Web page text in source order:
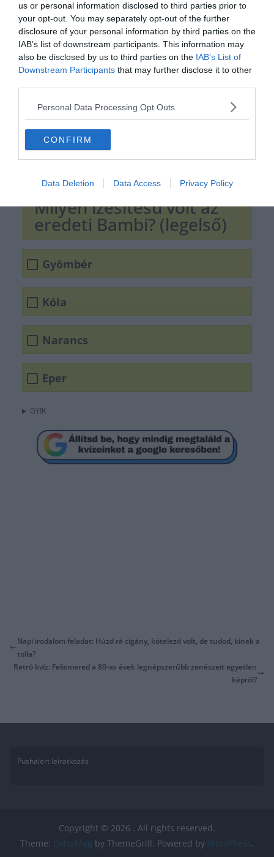
us or personal information disclosed to third parties prior to
your opt-out. You may separately opt-out of the further
disclosure of your personal information by third parties on the
IAB’s list of downstream participants. This information may
also be disclosed by us to third parties on the IAB’s List of
Downstream Participants that may further disclose it to other
Personal Data Processing Opt Outs
CONFIRM
Data Deletion Data Access Privacy Policy
Hirdetés
Milyen ízesítésű volt az
eredeti Bambi? (legelső)
Gyömbér
Kóla
Narancs
Eper
GYIK
Napi irodalom feladat: Húzd rá cigány, kötelező volt, de tudod, kinek a
tolla?
Retró kvíz: Felismered a 80-as évek legnépszerűbb zenészeit egyetlen
képről?
Pushalert leíratkozás
Copyright © 2026 . All rights reserved.
Theme: ColorMag by ThemeGrill. Powered by WordPress.